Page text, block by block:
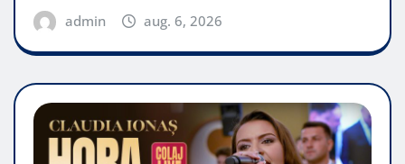
admin aug. 6, 2026